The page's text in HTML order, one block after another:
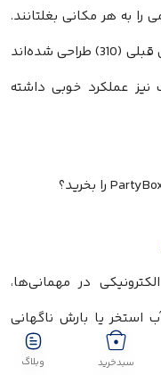
سبدخرید وبلاگ
اسپیکر 16.5 کیلوگرمی را به هر مکانی بغلتانند.
چرخ‌های مدل 320 بزرگتر و مقاوم‌تر از نسل قبلی (310) طراحی شده‌اند
عملکرد خوبی داشته
در مهمانی‌ها،
یا بارش ناگهانی